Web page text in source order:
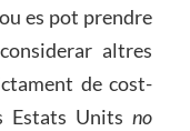
es pot prendre
altres
de cost-
Estats Unitsno